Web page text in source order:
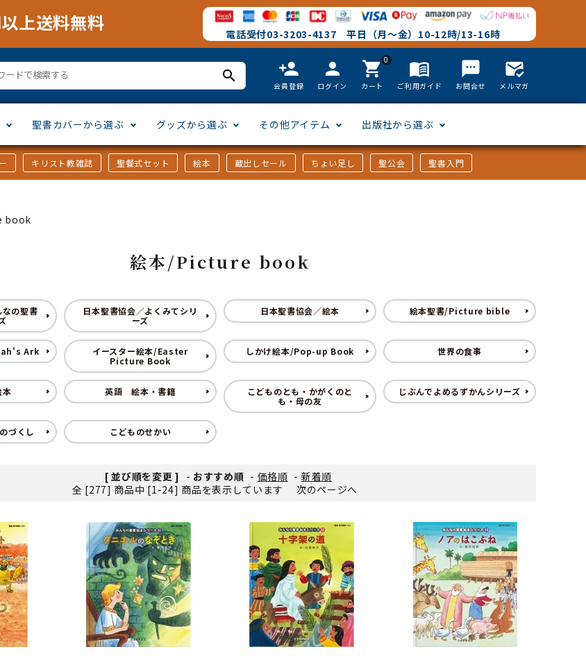
上送料無料 電話受付03-3203-4137 平日（月～金）10-12時/13-16時
search person_add
会員登録
person
ログイン
0
shopping_cart
カート
menu_book
ご利用ガイド
textsms
お問合せ
mark_email_read
メルマガ
聖書カバーから選ぶ グッズから選ぶ
ROM 用品/goods
その他アイテム 出版社から選ぶ
キリスト教雑誌 聖餐式セット 絵本 蔵出しセール ちょい足し 聖公会 聖書入門
book
絵本/Picture book
なの聖書
日本聖書協会／よくみてシリ
ーズ
日本聖書協会／絵本 絵本聖書/Picture bible
Ark
イースター絵本/Easter
Picture Book
しかけ絵本/Pop-up Book 世界の食事
本 英語 絵本・書籍
こどものとも・かがくのと
も・母の友
じぶんでよめるずかんシリーズ
づくし こどものせかい
[ 並び順を変更 ] - おすすめ順 - 価格順 - 新着順
全 [277] 商品中 [1-24] 商品を表示しています
次のページへ